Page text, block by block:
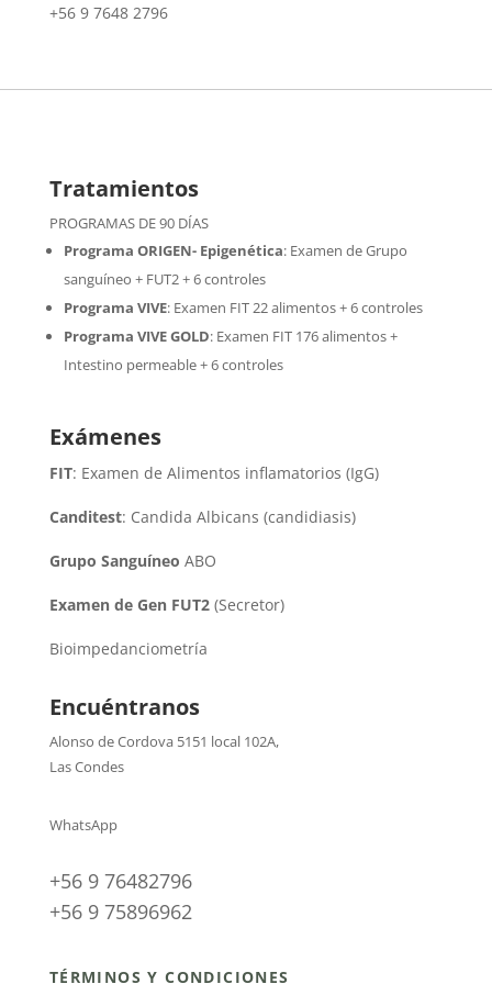
+56 9 7648 2796
Tratamientos
PROGRAMAS DE 90 DÍAS
Programa ORIGEN- Epigenética:Examen de Grupo
sanguíneo + FUT2 + 6 controles
Programa VIVE: Examen FIT 22 alimentos + 6 controles
Programa VIVE GOLD: Examen FIT 176 alimentos +
Intestino permeable + 6 controles
Exámenes
FIT: Examen de Alimentos inflamatorios (IgG)
Canditest: Candida Albicans (candidiasis)
Grupo Sanguíneo ABO
Examen de Gen FUT2(Secretor)
Bioimpedanciometría
Encuéntranos
Alonso de Cordova 5151 local 102A,
Las Condes
WhatsApp
+56 9 76482796
+56 9 75896962
TÉRMINOS Y CONDICIONES